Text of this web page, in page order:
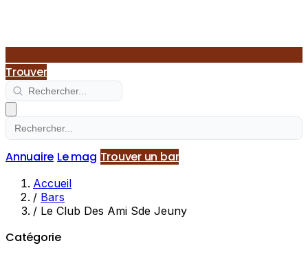
Trouver
Annuaire Le mag Trouver un bar
Accueil
/ Bars
/ Le Club Des Ami Sde Jeuny
Catégorie